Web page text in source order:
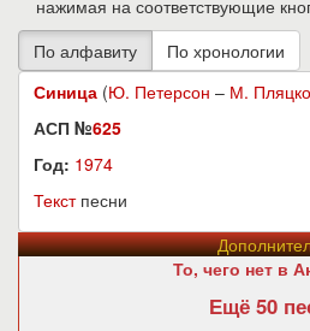
нажимая на соответствующие
Синица (Ю. Петерсон – М.
АСП №625
Год: 1974
Текстпесни
То, чего нет в
Ещё 50